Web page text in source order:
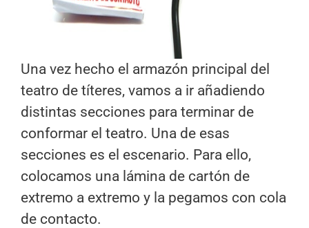
Una vez hecho el armazón principal del
teatro de títeres, vamos a ir añadiendo
distintas secciones para terminar de
conformar el teatro. Una de esas
secciones es el escenario. Para ello,
colocamos una lámina de cartón de
extremo a extremo y la pegamos con cola
de contacto.